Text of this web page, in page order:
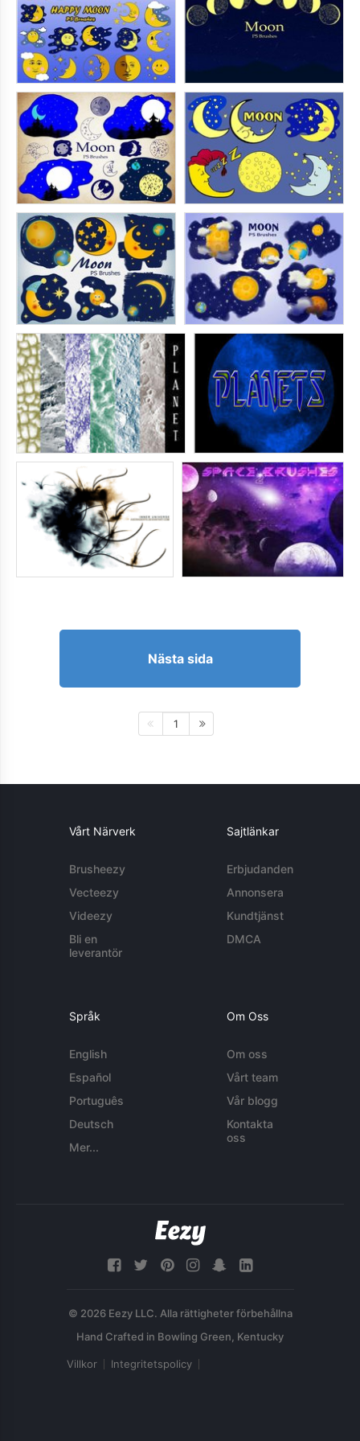
Nästa sida
1
Vårt Närverk
Brusheezy
Vecteezy
Videezy
Bli en
leverantör
Sajtlänkar
Erbjudanden
Annonsera
Kundtjänst
DMCA
Språk
English
Español
Português
Deutsch
Mer...
Om Oss
Om oss
Vårt team
Vår blogg
Kontakta
oss
© 2026 Eezy LLC. Alla rättigheter förbehållna
Villkor Integritetspolicy